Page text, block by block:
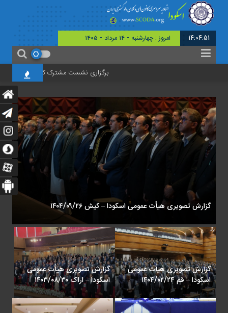
14:04:52 امروز : چهارشنبه - ۱۴ مرداد - ۱۴۰۵
برگزاری نشست مشترک کانون وکلای دادگستری
گزارش تصویری هیأت عمومی اسکودا – تهران ۱۴۰۲/۰۵/۱۹
گزارش تصویری چهل و هشتمین
مجمع عمومی اتحادیه کانون‌های
وکلای دادگستری ایران – اهواز
اردیبهشت ۱۴۰۲
گزارش تصویری مراسم
هفتادمین سالروز استقلال کانون
وکلای دادگستری – استان
مرکزی ۱۲ اسفند ۱۴۰۱